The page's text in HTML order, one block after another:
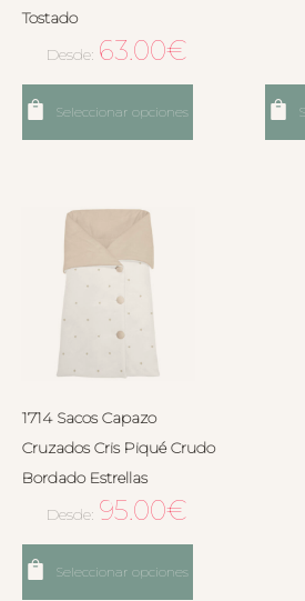
Tostado
Desde: 63.00€
Seleccionar opciones
1714 Sacos Capazo
Cruzados Cris Piqué Crudo
Bordado Estrellas
Desde: 95.00€
Seleccionar opciones